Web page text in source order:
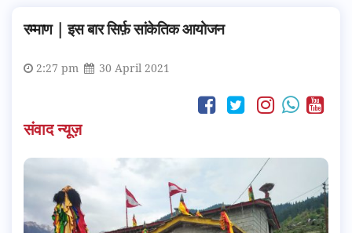
रम्माण | इस बार सिर्फ़ सांकेतिक आयोजन
2:27 pm 30 April 2021
संवाद न्यूज़